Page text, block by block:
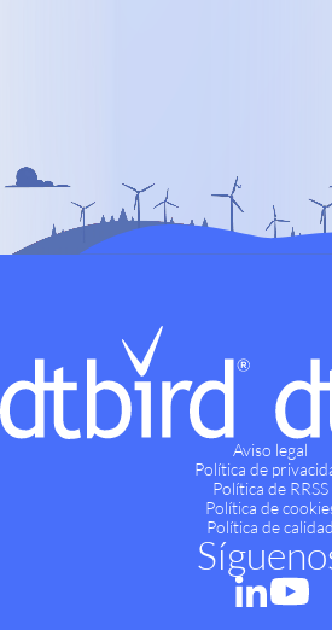
Aviso legal
Política de
Política de RRSS
Política de
Política de calidad